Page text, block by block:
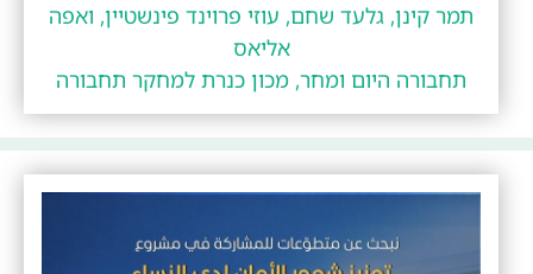
תמר קינן, גלעד שחם, עוזי פרוינד פינשטיין, ואפה
אליאס
תחבורה היום ומחר, מכון כנרת למחקר תחבורה